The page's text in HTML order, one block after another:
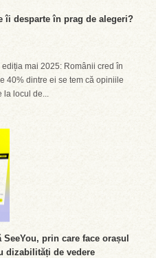
îi desparte în prag de alegeri?
mai 2025: Românii cred în
40% dintre ei se tem că opiniile
la locul de...
prin care face orașul
dizabilități de vedere